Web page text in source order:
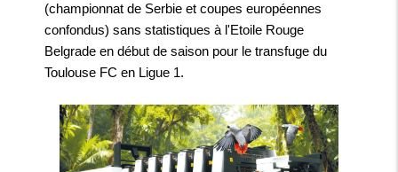
(championnat de Serbie et coupes européennes
confondus) sans statistiques à l'Etoile Rouge
Belgrade en début de saison pour le transfuge du
Toulouse FC en Ligue 1.